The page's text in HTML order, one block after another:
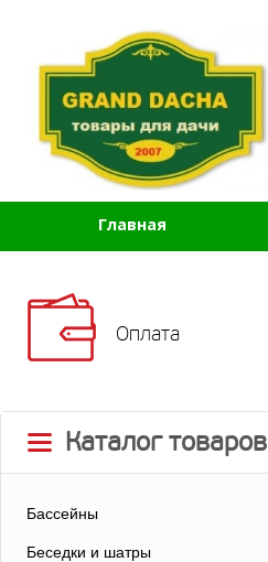
Главная
Оплата
Каталог товаров
Бассейны
Беседки и шатры